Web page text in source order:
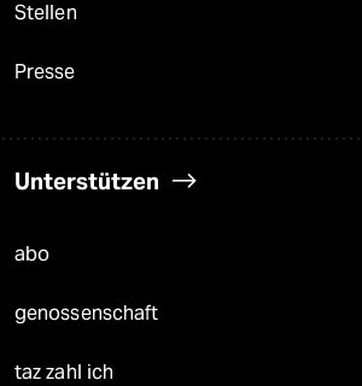
Stellen
Presse
Unterstützen
abo
genossenschaft
taz zahl ich